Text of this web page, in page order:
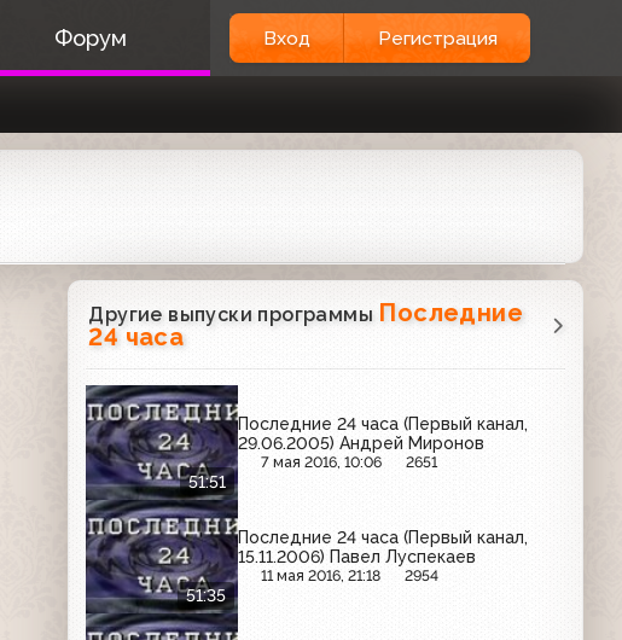
Форум Вход Регистрация
Другие выпуски программы Последние
24 часа
51:51
Последние 24 часа (Первый канал,
29.06.2005) Андрей Миронов
7 мая 2016, 10:06 2651
51:35
Последние 24 часа (Первый канал,
15.11.2006) Павел Луспекаев
11 мая 2016, 21:18 2954